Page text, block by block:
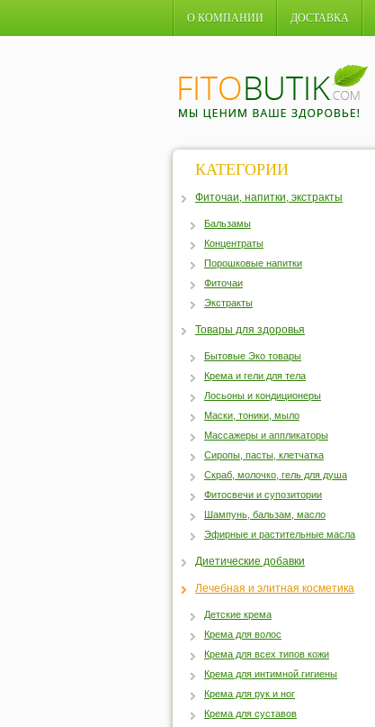
О КОМПАНИИ ДОСТАВКА
КАТЕГОРИИ
Фиточаи, напитки, экстракты
Бальзамы
Концентраты
Порошковые напитки
Фиточаи
Экстракты
Товары для здоровья
Бытовые Эко товары
Крема и гели для тела
Лосьоны и кондиционеры
Маски, тоники, мыло
Массажеры и аппликаторы
Сиропы, пасты, клетчатка
Скраб, молочко, гель для душа
Фитосвечи и супозитории
Шампунь, бальзам, масло
Эфирные и растительные масла
Диетические добавки
Лечебная и элитная косметика
Детские крема
Крема для волос
Крема для всех типов кожи
Крема для интимной гигиены
Крема для рук и ног
Крема для суставов